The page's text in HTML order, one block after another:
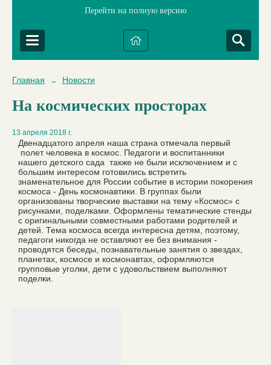
Перейти на полную версию
Главная → Новости
На космических просторах
13 апреля 2018 г.
Двенадцатого апреля наша страна отмечала первый
полет человека в космос. Педагоги и воспитанники
нашего детского сада также не были исключением и с
большим интересом готовились встретить
знаменательное для России событие в истории покорения
космоса - День космонавтики. В группах были
организованы творческие выставки на тему «Космос» с
рисунками, поделками. Оформлены тематические стенды
с оригинальными совместными работами родителей и
детей. Тема космоса всегда интересна детям, поэтому,
педагоги никогда не оставляют ее без внимания -
проводятся беседы, познавательные занятия о звездах,
планетах, космосе и космонавтах, оформляются
групповые уголки, дети с удовольствием выполняют
поделки.